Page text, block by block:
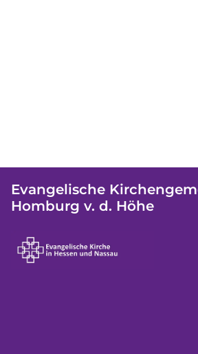
Evangelische
Homburg v. d. Höhe